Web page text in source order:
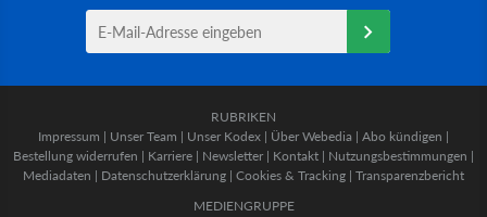
RUBRIKEN
Impressum | Unser Team | Unser Kodex | Über Webedia | Abo kündigen |
Bestellung widerrufen | Karriere | Newsletter | Kontakt | Nutzungsbestimmungen |
Mediadaten | Datenschutzerklärung | Cookies & Tracking | Transparenzbericht
MEDIENGRUPPE